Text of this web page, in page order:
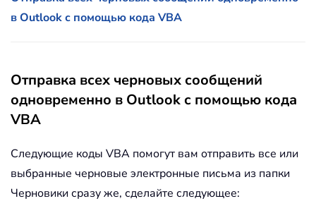
в Outlook с помощью кода VBA
Отправка всех черновых сообщений
одновременно в Outlook с помощью кода
VBA
Следующие коды VBA помогут вам отправить все или
выбранные черновые электронные письма из папки
Черновики сразу же, сделайте следующее: